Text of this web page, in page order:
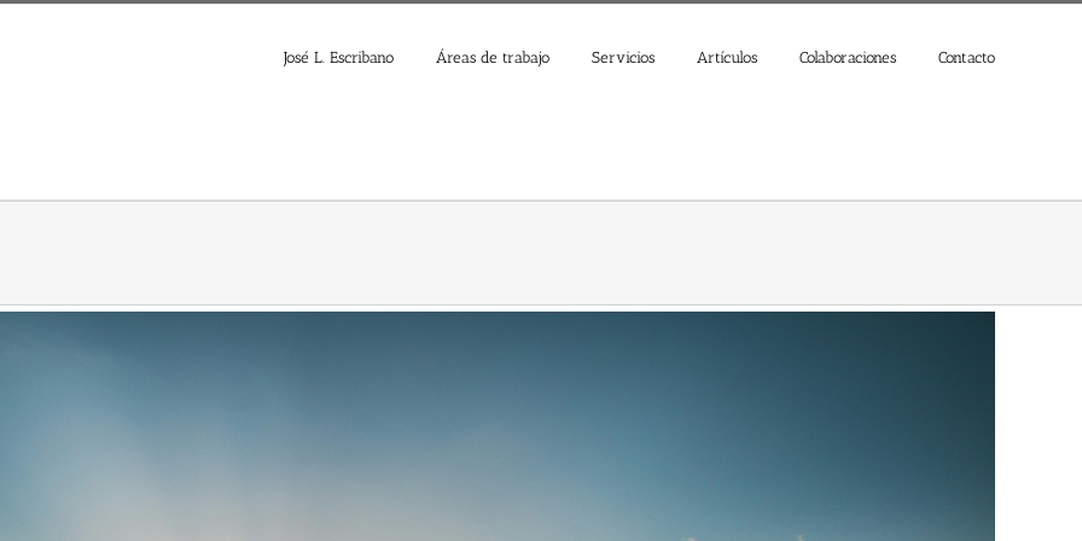
José L. Escribano Áreas de trabajo Servicios Artículos Colaboraciones Contacto